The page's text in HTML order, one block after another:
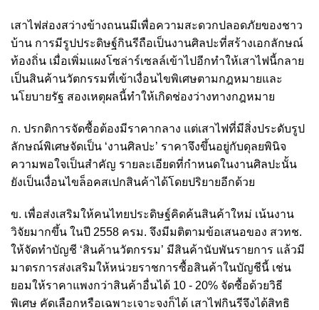
เสาไฟส่องสว่างข้างถนนมีเพื่อความสะดวกปลอดภัยของชาว
บ้าน การมีรูปประดิษฐ์กินรีถือเป็นงานศิลปะที่สร้างเอกลักษณ์
ท้องถิ่น เมื่อเพิ่มแผงโซล่าร์เซลล์เข้าไปอีกทำให้เสาไฟนี้กลาย
เป็นสินค้านวัตกรรมที่เข้าเงื่อนไขพิเศษตามกฎหมายและ
นโยบายรัฐ สองเหตุผลนี้ทำให้เกิดช่องว่างทางกฎหมาย
ก. ปรกติการจัดซื้อต้องมีราคากลาง แต่เสาไฟที่มีสิ่งประดับรูป
ลักษณ์พิเศษจัดเป็น ‘งานศิลปะ’ ราคาจึงขึ้นอยู่กับดุลยพินิจ
ความพอใจเป็นสำคัญ รายละเอียดที่กำหนดในงานศิลปะนั้น
ยังเป็นเงื่อนไขล็อคสเปกสินค้าได้โดยปริยายอีกด้วย
ข. เพื่อส่งเสริมให้คนไทยประดิษฐ์คิดค้นสินค้าใหม่ เน้นงาน
วิจัยมากขึ้น ในปี 2558 ครม. จึงมีมติตามข้อเสนอของ สวทช.
ให้จัดทำบัญชี ‘สินค้านวัตกรรม’ มีสินค้านับพันรายการ แล้วมี
มาตรการส่งเสริมให้หน่วยราชการซื้อสินค้าในบัญชีนี้ เช่น
ยอมให้ราคาแพงกว่าสินค้าอื่นได้ 10 - 20% จัดซื้อด้วยวิธี
พิเศษ คัดเลือกหรือเฉพาะเจาะจงก็ได้ เสาไฟกินรีจึงได้สิทธิ